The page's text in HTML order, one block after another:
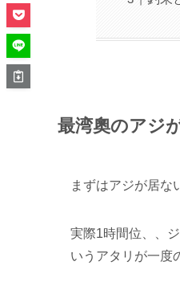
最湾奧のアジ
まずはアジが居な
実際1時間位、、
いうアタリが一度